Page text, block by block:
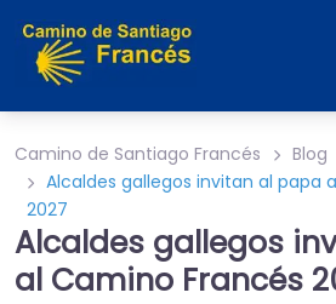
Camino de Santiago Francés Blog
Alcaldes gallegos invitan al papa
2027
Alcaldes gallegos
al Camino Francés